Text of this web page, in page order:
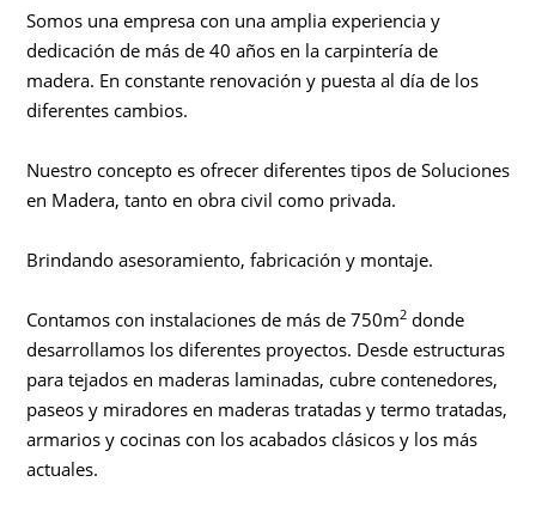
Somos una empresa con una amplia experiencia y
dedicación de más de 40 años en la carpintería de
madera. En constante renovación y puesta al día de los
diferentes cambios.
Nuestro concepto es ofrecer diferentes tipos de Soluciones
en Madera, tanto en obra civil como privada.
Brindando asesoramiento, fabricación y montaje.
Contamos con instalaciones de más de 750m2 donde
desarrollamos los diferentes proyectos. Desde estructuras
para tejados en maderas laminadas, cubre contenedores,
paseos y miradores en maderas tratadas y termo tratadas,
armarios y cocinas con los acabados clásicos y los más
actuales.